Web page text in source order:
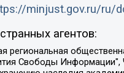
minjust.gov.ru/ru/
агентов:
общественная организация "Сутяжник", Автономная некоммерческая организация "Центр независимых социологических исследований", Союз общественных объединений "Российский исследовательский центр по правам человека", Региональное общественное учреждение научно-информационный центр "МЕМОРИАЛ", Некоммерческая организация "Фонд защиты гласности", Автономная некоммерческая организация "Институт прав человека", Городская общественная организация "Екатеринбургское общество "МЕМОРИАЛ", Городская общественная организация "Рязанское историко-просветительское и правозащитное общество "Мемориал" (Рязанский Мемориал), Челябинский региональный орган общественной самодеятельности – женское общественное объединение "Женщины Евразии", Челябинский региональный орган общественной самодеятельности "Уральская правозащитная группа", Фонд содействия защите здоровья и социальной справедливости имени Андрея Рылькова, Автономная Некоммерческая Организация "Аналитический Центр Юрия Левады", Автономная некоммерческая организация социальной поддержки населения "Проект Апрель", Региональная общественная организация помощи женщинам и детям, находящимся в кризисной ситуации "Информационно-методический центр "Анна", Фонд содействия развитию массовых коммуникаций и правовому просвещению "Так-так-Так", Фонд содействия устойчивому развитию "Серебряная тайга", Свердловский региональный общественный фонд социальных проектов "Новое время", "Idel.Реалии", Кавказ.Реалии, Крым.Реалии, Телеканал Настоящее Время, Татаро-башкирская служба Радио Свобода (Azatliq Radiosi), Радио Свободная Европа/Радио Свобода